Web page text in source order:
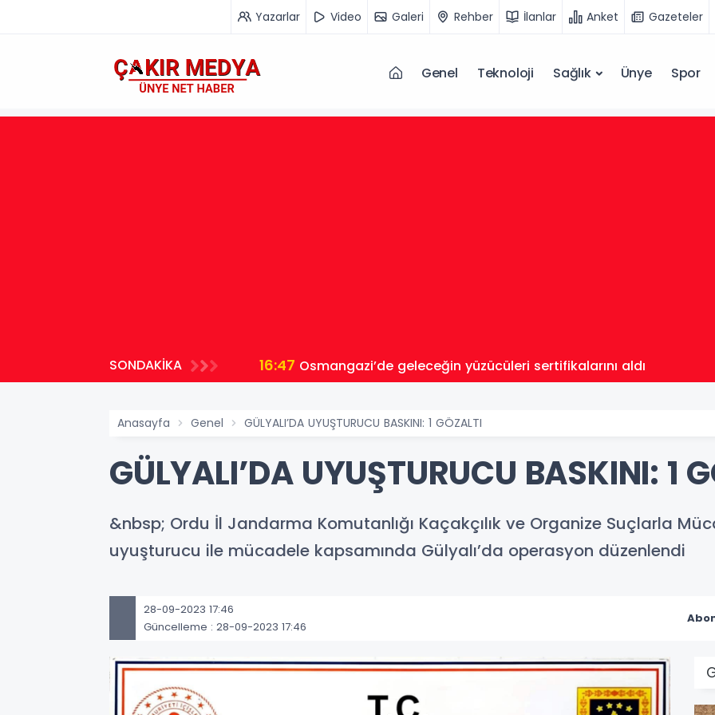
Yazarlar Video Galeri Rehber İlanlar Anket Gazeteler
Genel Teknoloji Sağlık Ünye Spor
SONDAKİKA 16:47 Osmangazi’de geleceğin yüzücüleri sertifikalarını aldı
Anasayfa Genel GÜLYALI’DA UYUŞTURUCU BASKINI: 1 GÖZALTI
GÜLYALI’DA UYUŞTURUCU BASKINI: 1
&nbsp; Ordu İl Jandarma Komutanlığı Kaçakçılık ve Organize Suçlarla
uyuşturucu ile mücadele kapsamında Gülyalı’da operasyon düzenlendi
28-09-2023 17:46
Güncelleme : 28-09-2023 17:46